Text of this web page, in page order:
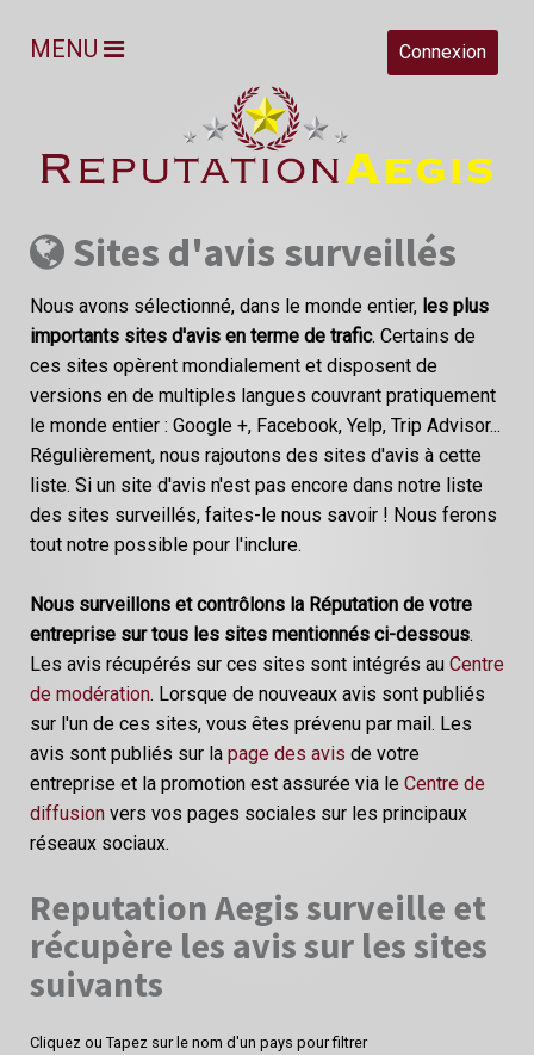
Connexion
MENU
Sites d'avis surveillés
Nous avons sélectionné, dans le monde entier, les plus
importants sites d'avis en terme de trafic. Certains de
ces sites opèrent mondialement et disposent de
versions en de multiples langues couvrant pratiquement
le monde entier : Google +, Facebook, Yelp, Trip Advisor...
Régulièrement, nous rajoutons des sites d'avis à cette
liste. Si un site d'avis n'est pas encore dans notre liste
des sites surveillés, faites-le nous savoir ! Nous ferons
tout notre possible pour l'inclure.
Nous surveillons et contrôlons la Réputation de votre
entreprise sur tous les sites mentionnés ci-dessous.
Les avis récupérés sur ces sites sont intégrés au Centre
de modération. Lorsque de nouveaux avis sont publiés
sur l'un de ces sites, vous êtes prévenu par mail. Les
avis sont publiés sur la page des avis de votre
entreprise et la promotion est assurée via le Centre de
diffusion vers vos pages sociales sur les principaux
réseaux sociaux.
Reputation Aegis surveille et
récupère les avis sur les sites
suivants
Cliquez ou Tapez sur le nom d'un pays pour filtrer